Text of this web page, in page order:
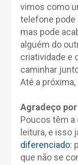
vimos como
telefone pode
mas pode
alguém do
criatividade e
caminhar
Até a
Agradeço
Poucos têm a
leitura, e isso
diferenciado:
que não se